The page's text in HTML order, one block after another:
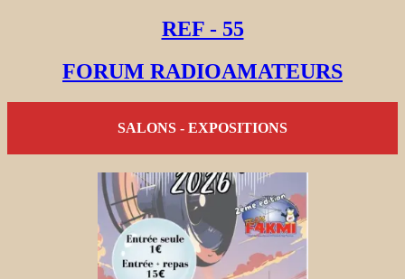
REF - 55
FORUM RADIOAMATEURS
SALONS - EXPOSITIONS